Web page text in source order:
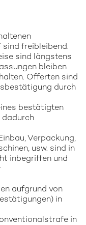
sind freibleibend.
sind längstens
bleiben
Offerten sind
durch
bestätigten
dadurch
Verpackung,
usw. sind in
inbegriffen und
aufgrund von
in
in